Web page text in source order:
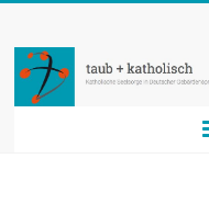
springen
taub
+